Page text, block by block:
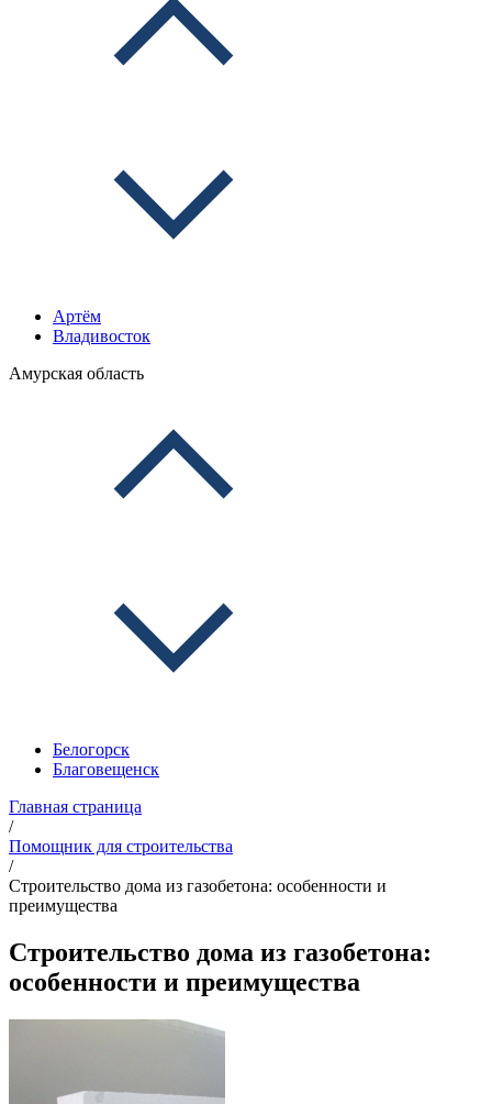
Артём
Владивосток
Амурская область
Белогорск
Благовещенск
Главная страница
/
Помощник для строительства
/
Строительство дома из газобетона: особенности и
преимущества
Строительство дома из газобетона:
особенности и преимущества